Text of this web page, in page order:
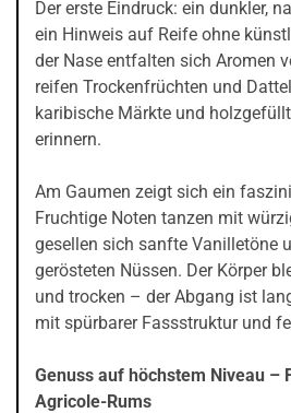
Der erste Eindruck: ein dunkler,
ein Hinweis auf Reife ohne
der Nase entfalten sich Aromen
reifen Trockenfrüchten und
karibische Märkte und
erinnern.
Am Gaumen zeigt sich ein
Fruchtige Noten tanzen mit
gesellen sich sanfte Vanilletöne
gerösteten Nüssen. Der Körper
und trocken – der Abgang ist
mit spürbarer Fassstruktur und
Genuss auf höchstem Niveau –
Agricole-Rums